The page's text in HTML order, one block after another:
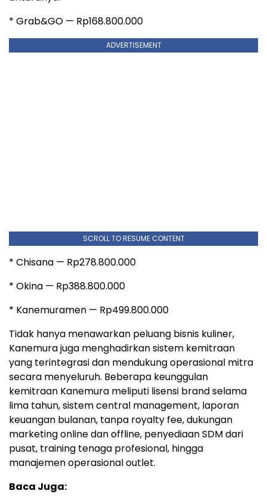
* Grab&GO — Rp168.800.000
ADVERTISEMENT
SCROLL TO RESUME CONTENT
* Chisana — Rp278.800.000
* Okina — Rp388.800.000
* Kanemuramen — Rp499.800.000
Tidak hanya menawarkan peluang bisnis kuliner,
Kanemura juga menghadirkan sistem kemitraan
yang terintegrasi dan mendukung operasional mitra
secara menyeluruh. Beberapa keunggulan
kemitraan Kanemura meliputi lisensi brand selama
lima tahun, sistem central management, laporan
keuangan bulanan, tanpa royalty fee, dukungan
marketing online dan offline, penyediaan SDM dari
pusat, training tenaga profesional, hingga
manajemen operasional outlet.
Baca Juga: